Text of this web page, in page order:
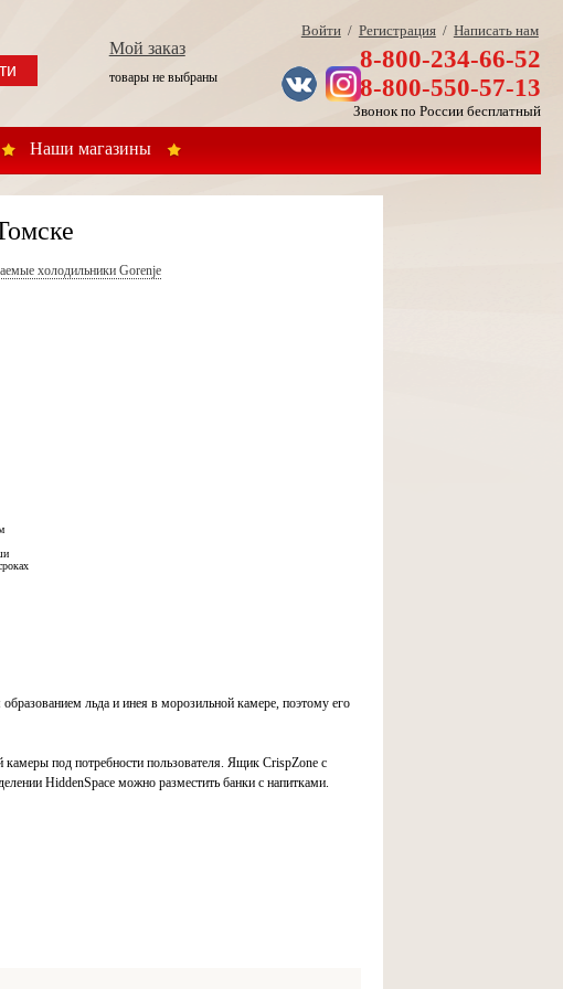
Наши магазины
Мой заказ
товары не выбраны
Войти/ Регистрация/ Написать нам
8-800-234-66-52
8-800-550-57-13
Звонок по России бесплатный
холодильники Gorenje
льда и инея в морозильной камере, поэтому его
камеры под потребности пользователя. Ящик CrispZone с
HiddenSpace можно разместить банки с напитками.